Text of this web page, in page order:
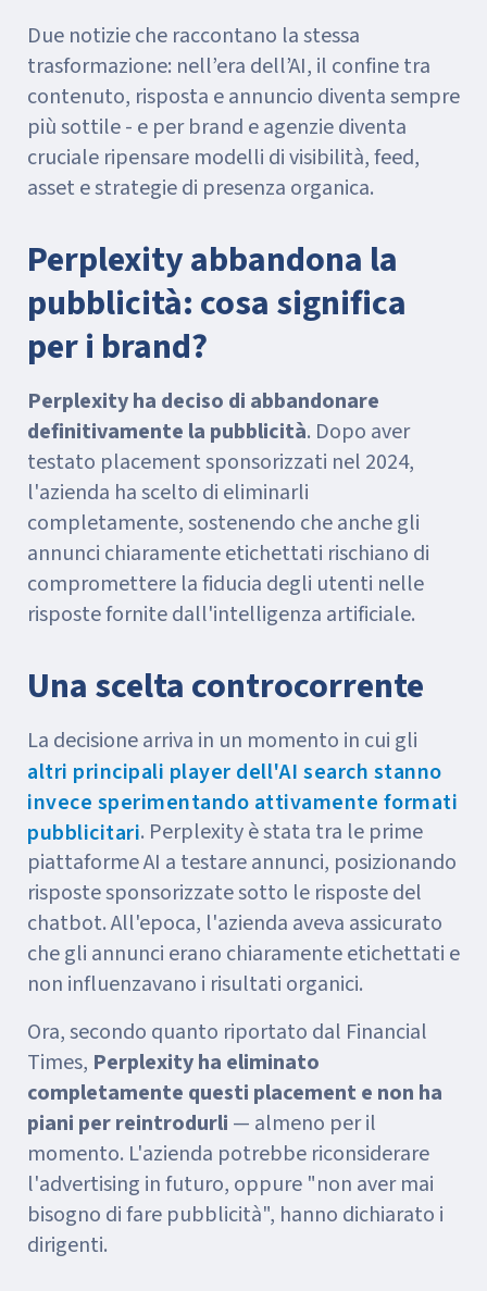
Due notizie che raccontano la stessa
trasformazione: nell’era dell’AI, il confine tra
contenuto, risposta e annuncio diventa sempre
più sottile - e per brand e agenzie diventa
cruciale ripensare modelli di visibilità, feed,
asset e strategie di presenza organica.
Perplexity abbandona la
pubblicità: cosa significa
per i brand?
Perplexity ha deciso di abbandonare
definitivamente la pubblicità. Dopo aver
testato placement sponsorizzati nel 2024,
l'azienda ha scelto di eliminarli
completamente, sostenendo che anche gli
annunci chiaramente etichettati rischiano di
compromettere la fiducia degli utenti nelle
risposte fornite dall'intelligenza artificiale.
Una scelta controcorrente
La decisione arriva in un momento in cui gli
altri principali player dell'AI search stanno
invece sperimentando attivamente formati
pubblicitari. Perplexity è stata tra le prime
piattaforme AI a testare annunci, posizionando
risposte sponsorizzate sotto le risposte del
chatbot. All'epoca, l'azienda aveva assicurato
che gli annunci erano chiaramente etichettati e
non influenzavano i risultati organici.
Ora, secondo quanto riportato dal Financial
Times, Perplexity ha eliminato
completamente questi placement e non ha
piani per reintrodurli — almeno per il
momento. L'azienda potrebbe riconsiderare
l'advertising in futuro, oppure "non aver mai
bisogno di fare pubblicità", hanno dichiarato i
dirigenti.